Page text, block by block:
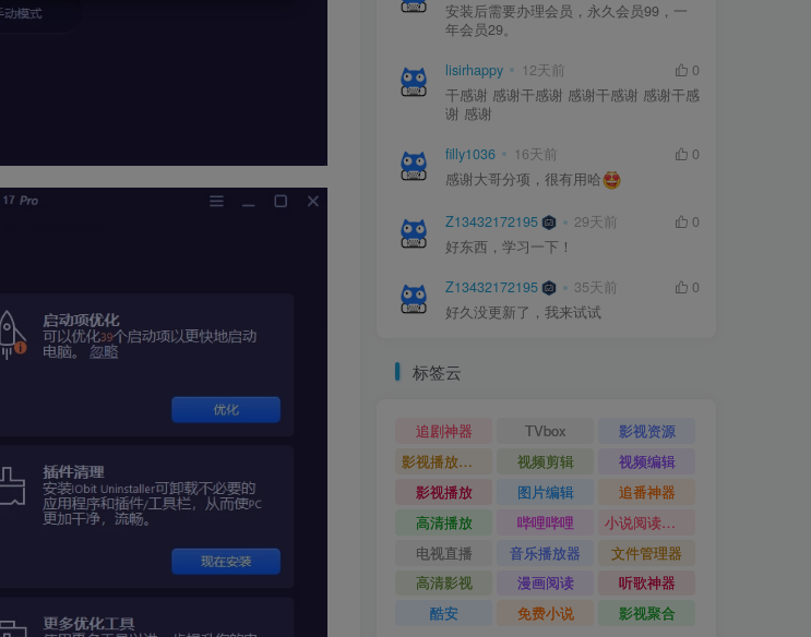
安装后需要办理会员，永久会员99，一
年会员29。
lisirhappy 12天前
0
干感谢 感谢干感谢 感谢干感谢 感谢干感
谢 感谢
filly1036 16天前
0
感谢大哥分项，很有用哈
Z13432172195 29天前
0
好东西，学习一下！
Z13432172195 35天前
0
好久没更新了，我来试试
标签云
追剧神器 TVbox
影视资源
影视播放神器
视频剪辑
视频编辑
影视播放
图片编辑
追番神器
高清播放
哔哩哔哩
小说阅读神器
电视直播
音乐播放器
文件管理器
高清影视
漫画阅读
听歌神器
酷安
免费小说 影视聚合
安装后需要办理会员，永久会员99，一
年会员29。
lisirhappy 12天前
0
干感谢 感谢干感谢 感谢干感谢 感谢干感
谢 感谢
filly1036 16天前
0
感谢大哥分项，很有用哈
Z13432172195 29天前
0
好东西，学习一下！
Z13432172195 35天前
0
好久没更新了，我来试试